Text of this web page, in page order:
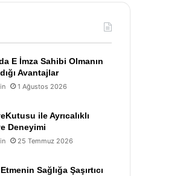
E İmza Sahibi Olmanın
Avantajlar
1 Ağustos 2026
ile Ayrıcalıklı
Deneyimi
25 Temmuz 2026
Sağlığa Şaşırtıcı